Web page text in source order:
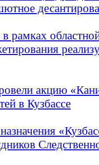
рамках
акцию
в Кузбассе